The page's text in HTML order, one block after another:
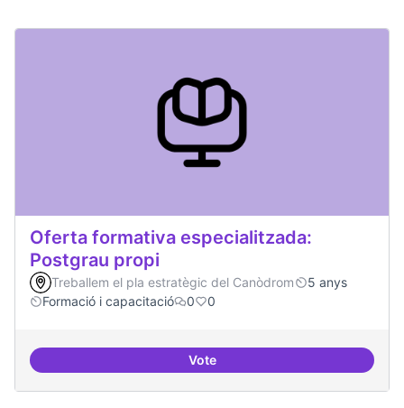
Oferta formativa especialitzada:
Postgrau propi
Treballem el pla estratègic del Canòdrom
5 anys
Formació i capacitació
0 0
VoteOferta formativa especialitzada: